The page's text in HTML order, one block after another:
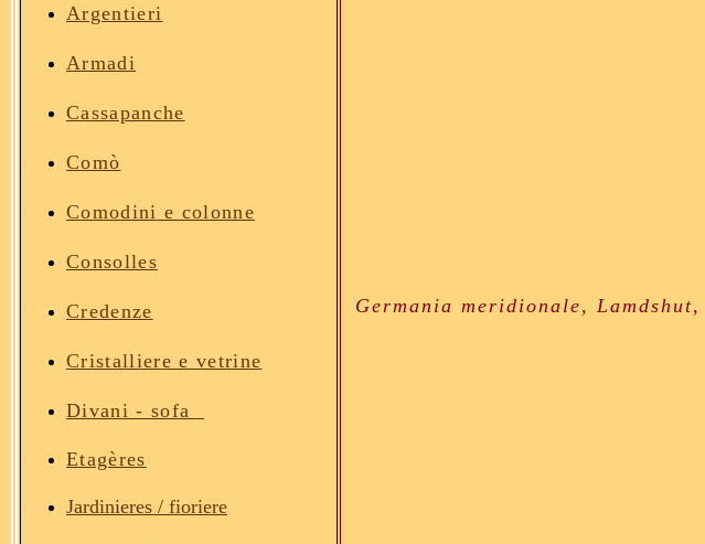
Argentieri
Armadi
Cassapanche
Comò
Comodini e colonne
Consolles
Credenze
Cristalliere e vetrine
Divani - sofa
Etagères
Jardinieres / fioriere
Germania meridionale,